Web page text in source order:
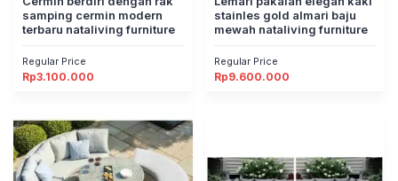
samping cermin modern
terbaru nataliving furniture
Regular Price
Rp3.100.000
stainles gold almari baju
mewah nataliving furniture
Regular Price
Rp9.600.000